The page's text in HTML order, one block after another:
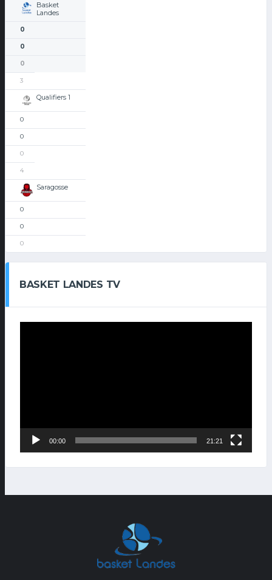
Basket
Landes
0
0
0
3
Qualifiers 1
0
0
0
4
Saragosse
0
0
0
BASKET LANDES TV
00:00 21:21